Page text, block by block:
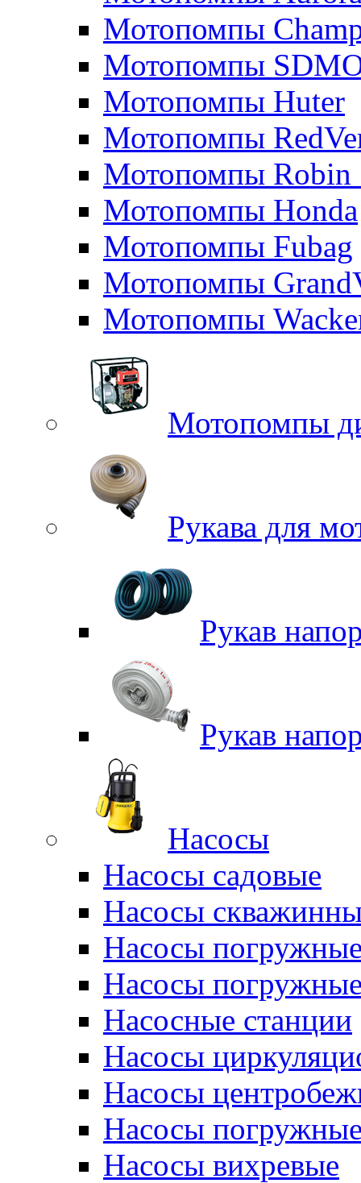
Мотопомпы
Мотопомпы
Мотопомпы Huter
Мотопомпы
Мотопомпы Robin
Мотопомпы Honda
Мотопомпы Fubag
Мотопомпы
Мотопомпы
Мотопомпы
Рукава для
Рукав
Рукав
Насосы
Насосы садовые
Насосы
Насосы
Насосы
Насосные станции
Насосы
Насосы
Насосы
Насосы вихревые